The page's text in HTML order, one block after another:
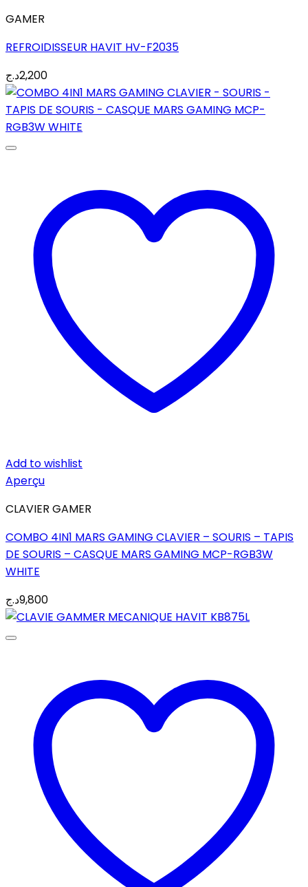
GAMER
REFROIDISSEUR HAVIT HV-F2035
2,200د.ج
Add to wishlist
Aperçu
CLAVIER GAMER
COMBO 4IN1 MARS GAMING CLAVIER – SOURIS – TAPIS
DE SOURIS – CASQUE MARS GAMING MCP-RGB3W
WHITE
9,800د.ج